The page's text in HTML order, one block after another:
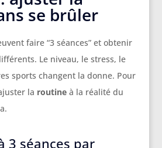
se brûler
faire “3 séances” et obtenir
Le niveau, le stress, le
sports changent la donne. Pour
la routineà la réalité du
3 séances par